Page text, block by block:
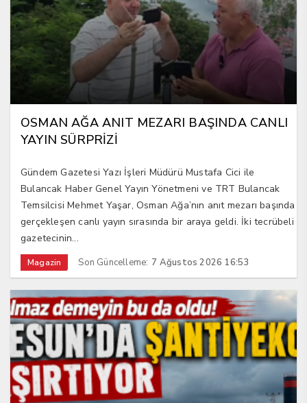
OSMAN AĞA ANIT MEZARI BAŞINDA CANLI
YAYIN SÜRPRİZİ
Gündem Gazetesi Yazı İşleri Müdürü Mustafa Cici ile
Bulancak Haber Genel Yayın Yönetmeni ve TRT Bulancak
Temsilcisi Mehmet Yaşar, Osman Ağa’nın anıt mezarı başında
gerçekleşen canlı yayın sırasında bir araya geldi. İki tecrübeli
gazetecinin...
Magazin Son Güncelleme: 7 Ağustos 2026 16:53